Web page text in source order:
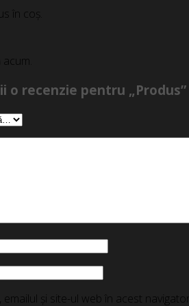
în coș.
o recenzie pentru „Produs”
emailul și site-ul web în acest